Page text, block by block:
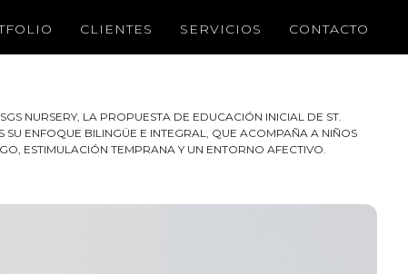
CLIENTES SERVICIOS CONTACTO
NURSERY, LA PROPUESTA DE EDUCACIÓN INICIAL DE ST.
SU ENFOQUE BILINGÜE E INTEGRAL, QUE ACOMPAÑA A NIÑOS
ESTIMULACIÓN TEMPRANA Y UN ENTORNO AFECTIVO.